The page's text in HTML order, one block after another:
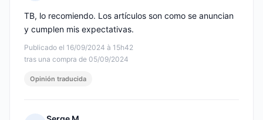
Publicado el 16/09/2024 à 15h42
tras una compra de 05/09/2024
TB, lo recomiendo. Los artículos son como se anuncian
y cumplen mis expectativas.
Opinión traducida